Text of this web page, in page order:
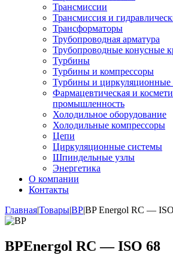
Трансмиссии
Трансмиссия и
Трансформаторы
Трубопроводная арматура
Трубопроводные конусные
Турбины
Турбины и компрессоры
Турбины и циркуляционные
Фармацевтическая и
промышленность
Холодильное оборудование
Холодильные компрессоры
Цепи
Циркуляционные системы
Шпиндельные узлы
Энергетика
О компании
Контакты
Главная|Товары|BP|BP Energol RC —
BPEnergol RC — ISO 68